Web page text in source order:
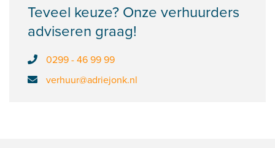
Teveel keuze? Onze verhuurders
adviseren graag!
0299 - 46 99 99
verhuur@adriejonk.nl